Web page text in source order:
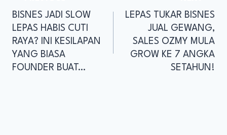
BISNES JADI SLOW
LEPAS HABIS CUTI
RAYA? INI KESILAPAN
YANG BIASA
FOUNDER BUAT…
LEPAS TUKAR BISNES
JUAL GEWANG,
SALES OZMY MULA
GROW KE 7 ANGKA
SETAHUN!